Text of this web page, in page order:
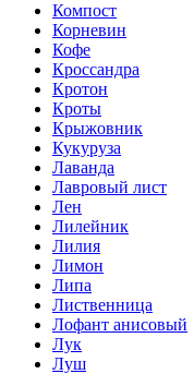
Компост
Корневин
Кофе
Кроссандра
Кротон
Кроты
Крыжовник
Кукуруза
Лаванда
Лавровый лист
Лен
Лилейник
Лилия
Лимон
Липа
Лиственница
Лофант анисовый
Лук
Луш